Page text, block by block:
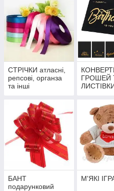
СТРІЧКИ атласні,
репсові, органза
та інші
ГРОШЕЙ
БАНТ
подарунковий
М'ЯКІ